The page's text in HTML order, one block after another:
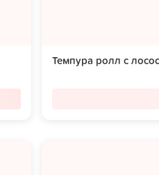
Темпура ролл с